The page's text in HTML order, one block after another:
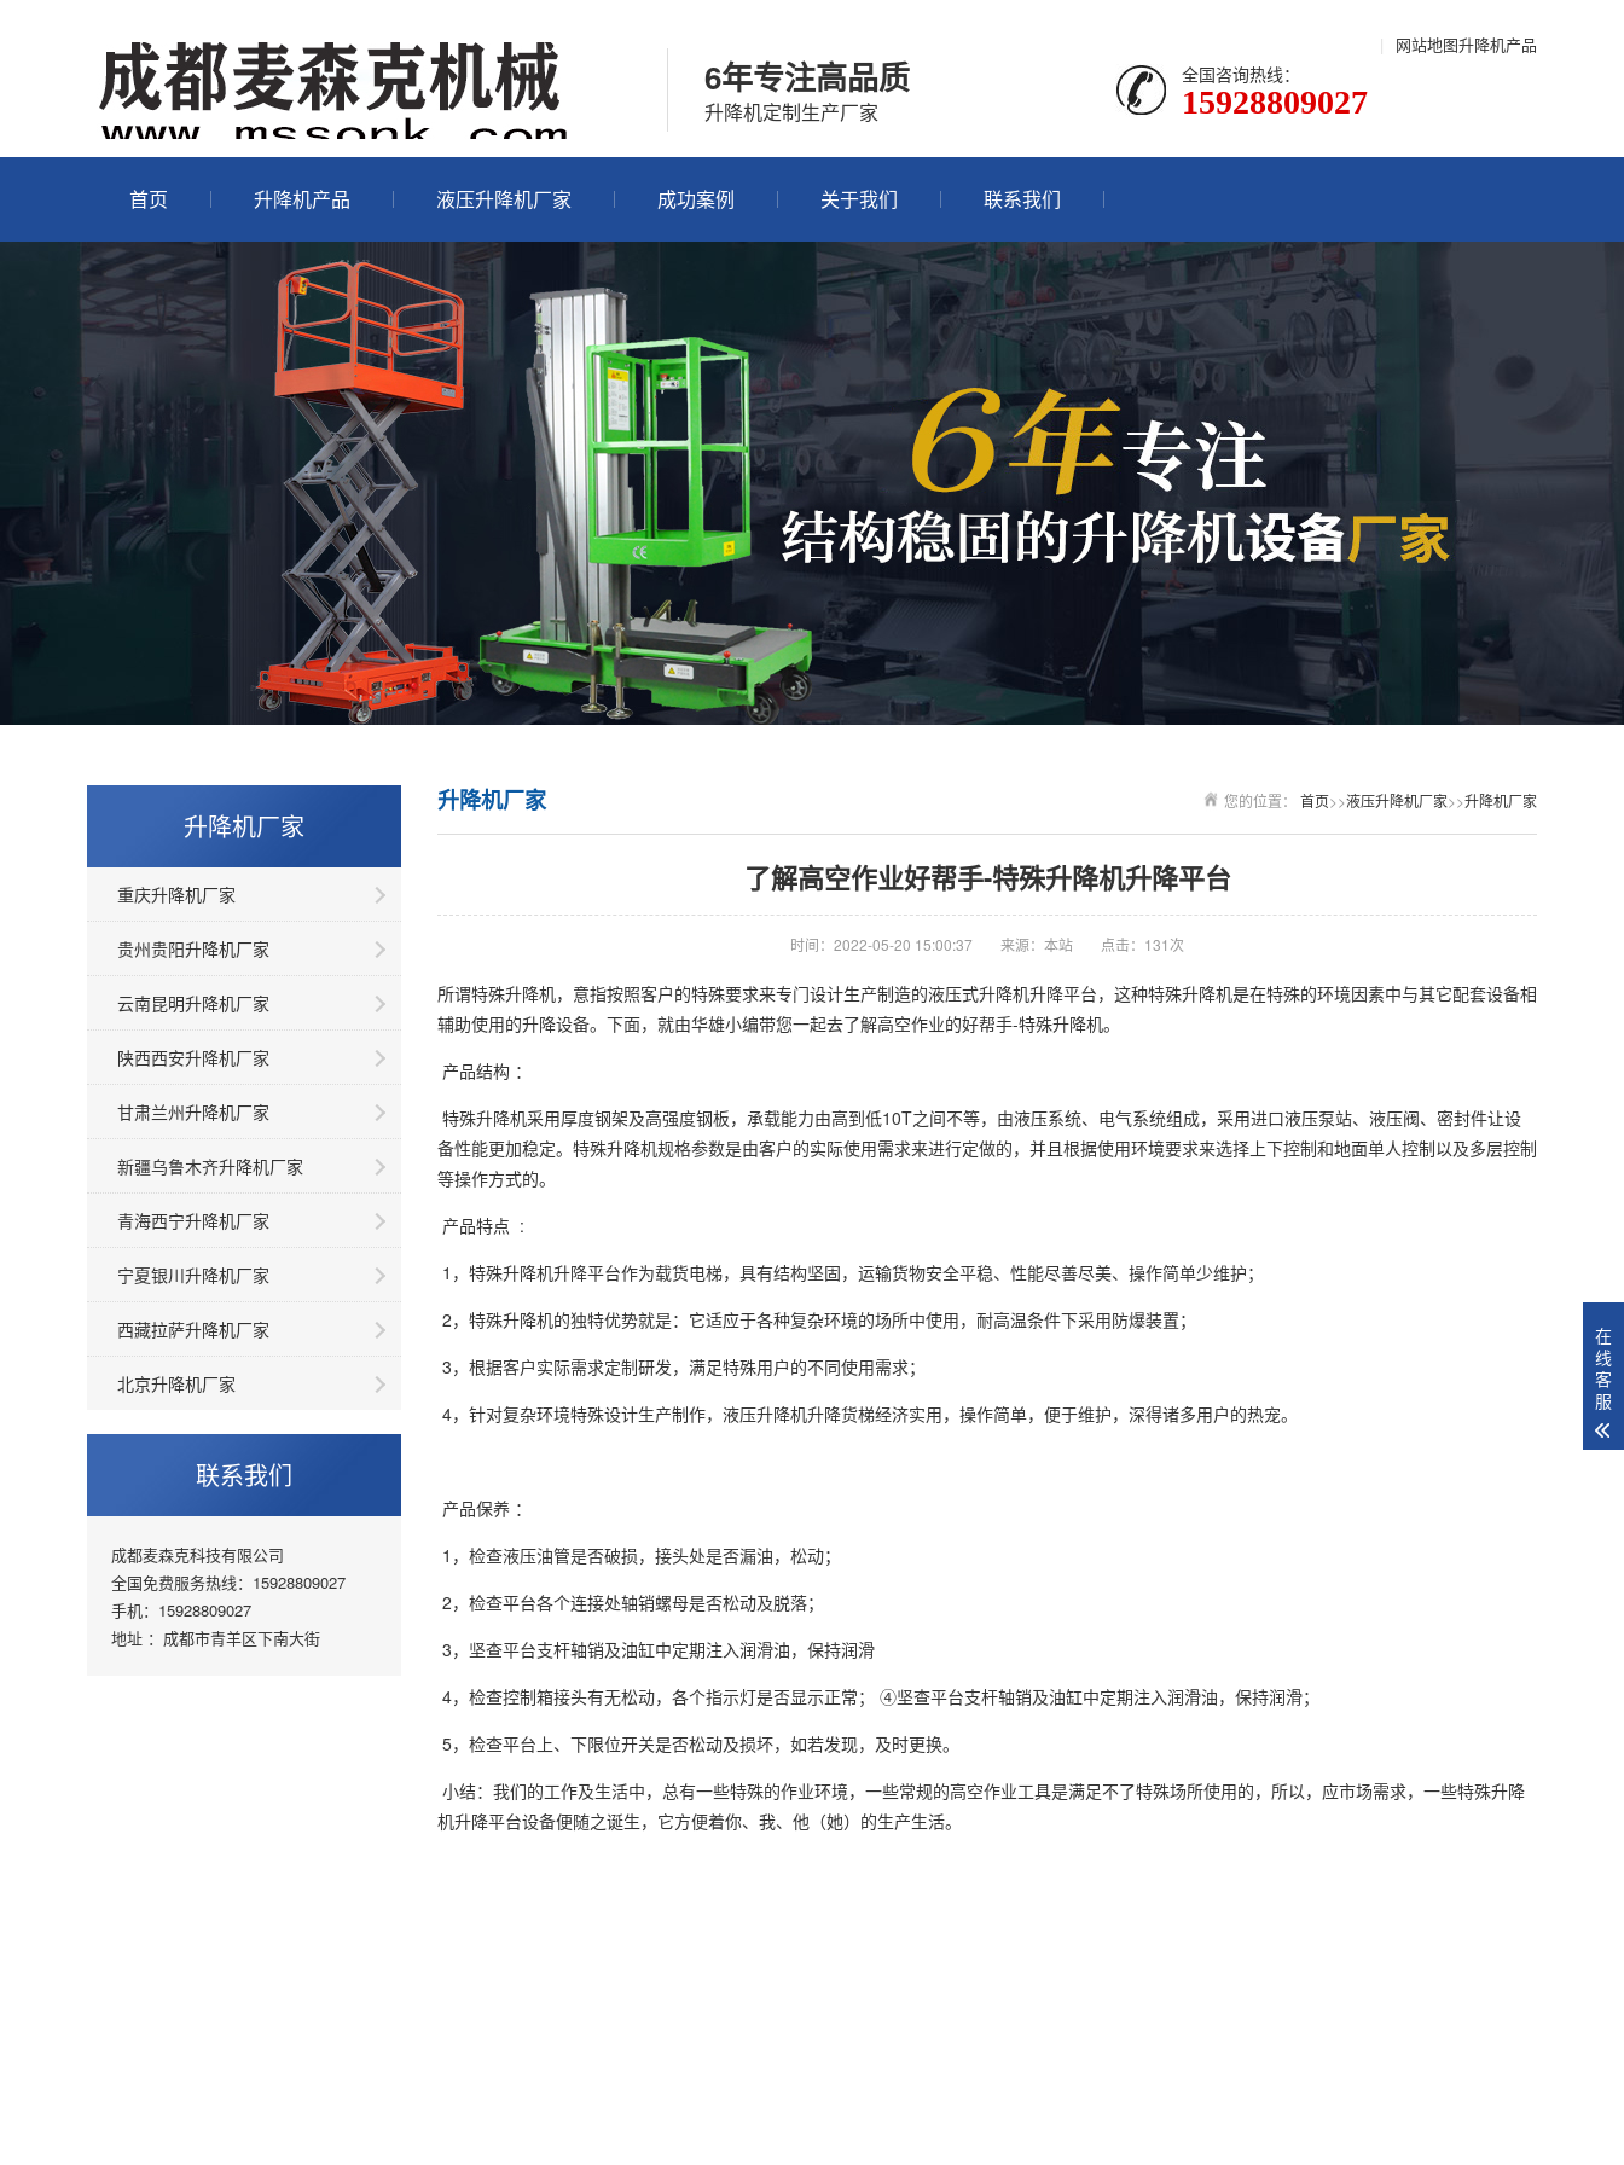
升降机产品
| 网站地图
6年专注高品质
升降机定制生产厂家
全国咨询热线：
15928809027
首页 升降机产品 液压升降机厂家 成功案例 关于我们 联系我们
升降机厂家
重庆升降机厂家
贵州贵阳升降机厂家
云南昆明升降机厂家
陕西西安升降机厂家
甘肃兰州升降机厂家
新疆乌鲁木齐升降机厂家
青海西宁升降机厂家
宁夏银川升降机厂家
西藏拉萨升降机厂家
北京升降机厂家
联系我们
成都麦森克科技有限公司
全国免费服务热线：15928809027
手机：15928809027
地址 ：成都市青羊区下南大街
您的位置： 首页>>液压升降机厂家>>升降机厂家
升降机厂家
了解高空作业好帮手-特殊升降机升降平台
时间：2022-05-20 15:00:37 来源：本站 点击：131次
所谓特殊升降机，意指按照客户的特殊要求来专门设计生产制造的液压式升降机升降平台，这种特殊升降机是在特殊的环境因素中与其它配套设备相
辅助使用的升降设备。下面，就由华雄小编带您一起去了解高空作业的好帮手-特殊升降机。
产品结构 ：
特殊升降机采用厚度钢架及高强度钢板，承载能力由高到低10T之间不等，由液压系统、电气系统组成，采用进口液压泵站、液压阀、密封件让设
备性能更加稳定。特殊升降机规格参数是由客户的实际使用需求来进行定做的，并且根据使用环境要求来选择上下控制和地面单人控制以及多层控制
等操作方式的。
产品特点 :
1，特殊升降机升降平台作为载货电梯，具有结构坚固，运输货物安全平稳、性能尽善尽美、操作简单少维护；
2，特殊升降机的独特优势就是：它适应于各种复杂环境的场所中使用，耐高温条件下采用防爆装置；
3，根据客户实际需求定制研发，满足特殊用户的不同使用需求；
4，针对复杂环境特殊设计生产制作，液压升降机升降货梯经济实用，操作简单，便于维护，深得诸多用户的热宠。
产品保养 ：
1，检查液压油管是否破损，接头处是否漏油，松动；
2，检查平台各个连接处轴销螺母是否松动及脱落；
3，坚查平台支杆轴销及油缸中定期注入润滑油，保持润滑
4，检查控制箱接头有无松动，各个指示灯是否显示正常； ④坚查平台支杆轴销及油缸中定期注入润滑油，保持润滑；
5，检查平台上、下限位开关是否松动及损坏，如若发现，及时更换。
小结：我们的工作及生活中，总有一些特殊的作业环境，一些常规的高空作业工具是满足不了特殊场所使用的，所以，应市场需求，一些特殊升降
机升降平台设备便随之诞生，它方便着你、我、他（她）的生产生活。
在
线
客
服